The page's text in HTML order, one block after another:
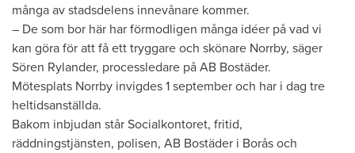
många av stadsdelens innevånare kommer.
– De som bor här har förmodligen många idéer på vad vi
kan göra för att få ett tryggare och skönare Norrby, säger
Sören Rylander, processledare på AB Bostäder.
Mötesplats Norrby invigdes 1 september och har i dag tre
heltidsanställda.
Bakom inbjudan står Socialkontoret, fritid,
räddningstjänsten, polisen, AB Bostäder i Borås och